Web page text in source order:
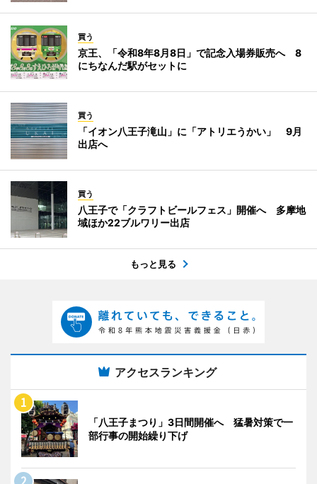
買う
京王、「令和8年8月8日」で記念入場券販売へ 8
にちなんだ駅がセットに
買う
「イオン八王子滝山」に「アトリエうかい」 9月
出店へ
買う
八王子で「クラフトビールフェス」開催へ 多摩地
域ほか22ブルワリー出店
もっと見る
アクセスランキング
「八王子まつり」3日間開催へ 猛暑対策で一
部行事の開始繰り下げ